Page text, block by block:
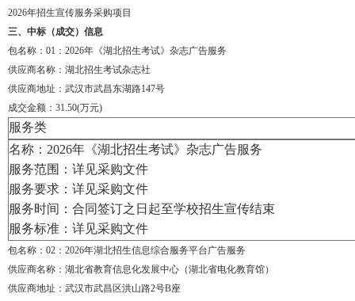
2026年招生宣传服务采购项目
三、中标（成交）信息
包名称：01 ： 2026年《湖北招生考试》杂志广告服务
供应商名称：湖北招生考试杂志社
供应商地址：武汉市武昌东湖路147号
成交金额：31.50(万元)
服务类
名称： 2026年《湖北招生考试》杂志广告服务
服务范围：详见采购文件
服务要求：详见采购文件
服务时间：合同签订之日起至学校招生宣传结束
服务标准：详见采购文件
包名称：02 ： 2026年湖北招生信息综合服务平台广告服务
供应商名称：湖北省教育信息化发展中心（湖北省电化教育馆）
供应商地址：武汉市武昌区洪山路2号B座